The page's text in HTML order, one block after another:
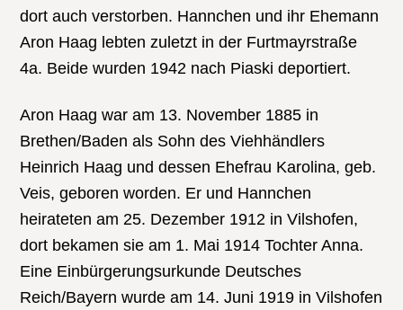
dort auch verstorben. Hannchen und ihr Ehemann
Aron Haag lebten zuletzt in der Furtmayrstraße
4a. Beide wurden 1942 nach Piaski deportiert.
Aron Haag war am 13. November 1885 in
Brethen/Baden als Sohn des Viehhändlers
Heinrich Haag und dessen Ehefrau Karolina, geb.
Veis, geboren worden. Er und Hannchen
heirateten am 25. Dezember 1912 in Vilshofen,
dort bekamen sie am 1. Mai 1914 Tochter Anna.
Eine Einbürgerungsurkunde Deutsches
Reich/Bayern wurde am 14. Juni 1919 in Vilshofen